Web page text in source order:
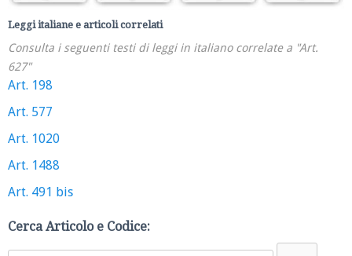
Leggi italiane e articoli correlati
Consulta i seguenti testi di leggi in italiano correlate a "Art.
627"
Art. 198
Art. 577
Art. 1020
Art. 1488
Art. 491 bis
Cerca Articolo e Codice: